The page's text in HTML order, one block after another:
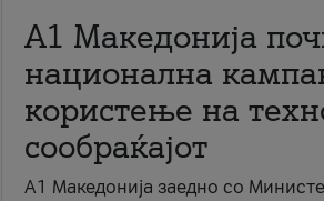
A1 Македонија
национална
користење на
сообраќајот
A1 Македонија заедно со